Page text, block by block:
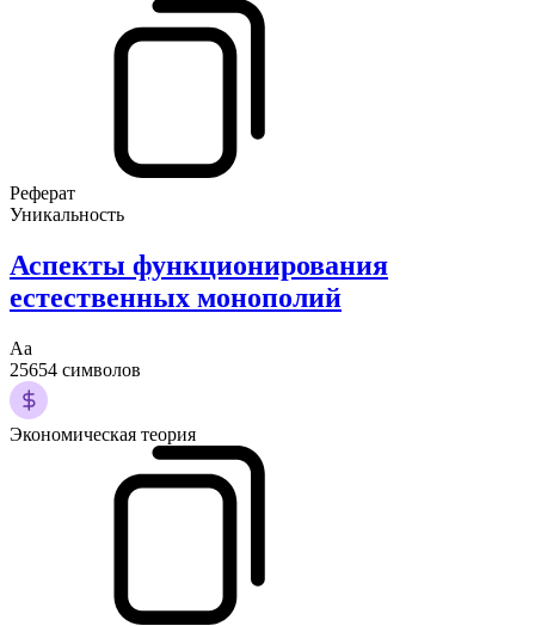
Реферат
Уникальность
Аспекты функционирования
естественных монополий
Аа
25654 символов
Экономическая теория